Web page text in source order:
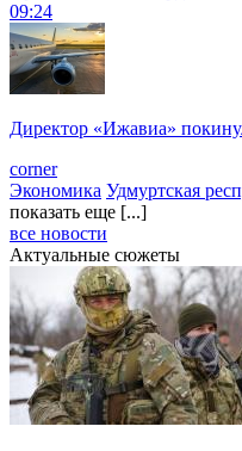
На вокзале Екатеринбурга
скрывавшегося 10 лет
corner
Происшествия
10:01
Стало известно, когда
пропавшими
corner
Общество Красноярский
09:57
Тюменские школьники
инженеров